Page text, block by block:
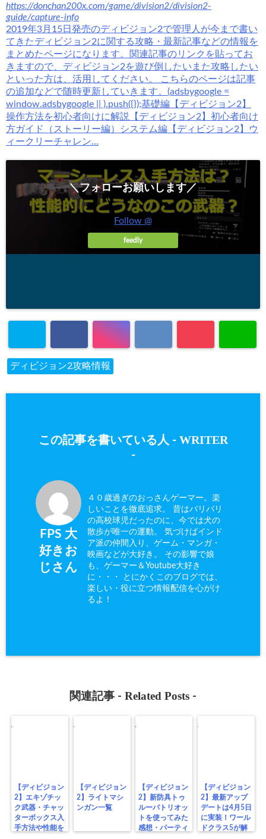
https://donchan200x.com/game/division2/division2-
guide/capture-info
2019年3月15日発売のディビジョン2で管理人が今まで書い
てきたディビジョン2に関する攻略・最新記事などの情報を
まとめたページになります。関連記事のリンクを貼ってお
きますので、ディビジョン2を遊び倒したいまた攻略したい
といった方は、活用してください。 こちらのページは記事
の追加などで随時更新していきます。(adsbygoogle =
window.adsbygoogle || ).push({});基礎編【ディビジョン2】
操作方法を初心者向けに解説【ディビジョン2】初心者向け
方ガイド（ストーリー編）システム編【ディビジョン2】ウ
ィークリーチャレン…
＼フォローお願いします／
Follow @
feedly
ディビジョン2攻略情報
この記事を書いている人 - WRITER
-
FPS 大
好きお
じさん
４０歳過ぎのおっさんゲーマー。楽
しいことを徹底追求。 昔はバリバリ
の高校球児だったのに、今では犬の
散歩が唯一の運動。 気づけばインド
ア派の仲間入り、ゲーム・マンガ・
映画などが大好き。 その影響で娘
も、ゲーマー＆Youtube大好き
に・・・ とにかくこのブログでは、
楽しい・役に立つ情報配信を心がけ
るよ！
関連記事 - Related Posts -
【ディビジョン
2】エキゾチッ
ク武器・チャッ
ターボックス入
手方法や性能を
【ディビジョン
2】ライトマシ
ンガン一覧
【ディビジョン
2】新防具トゥ
ルーパトリオッ
トを使ってみた
感想・パーティ
【ディビジョン
2】最新アップ
デートは4月5日
に実装！ワール
ドクラス5が解